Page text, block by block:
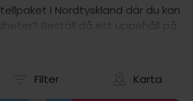
i Nordtyskland där du kan
Beställ då ett uppehåll på
Våra hotelluppehåll är
Filter Karta